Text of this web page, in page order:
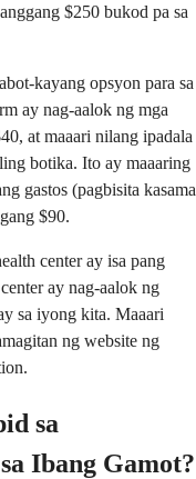
$250 bukod pa sa
kayang opsyon para sa
ay nag-aalok ng mga
at maaari nilang ipadala
botika. Ito ay maaaring
gastos (pagbisita kasama
$90.
center ay isa pang
ay nag-aalok ng
sa iyong kita. Maaari
ng website ng
sa
Ibang Gamot?